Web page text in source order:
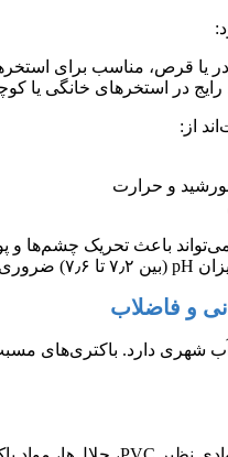
یا قرص، مناسب برای
رایج در استخرهای خانگی یا
از:
و حرارت